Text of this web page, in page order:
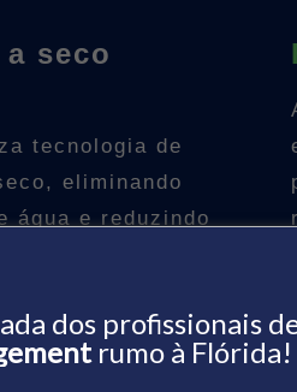
dos profissionais
rumo à Flórida!
a seco
tecnologia de
eliminando
água e reduzindo